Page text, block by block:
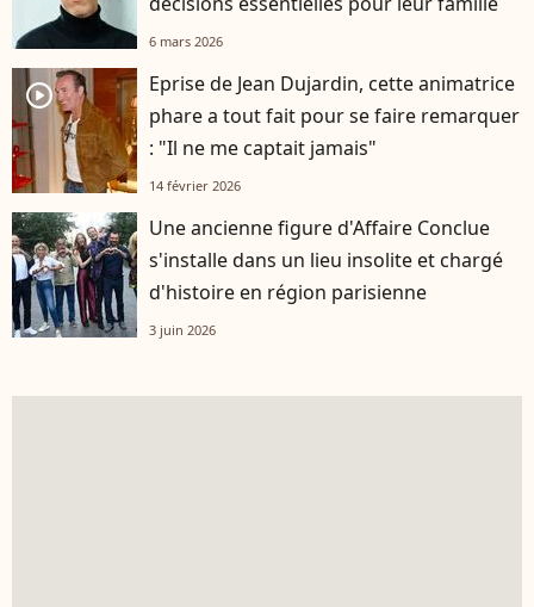
6 mars 2026
player2
Eprise de Jean Dujardin, cette animatrice
phare a tout fait pour se faire remarquer
: "Il ne me captait jamais"
14 février 2026
Une ancienne figure d'Affaire Conclue
s'installe dans un lieu insolite et chargé
d'histoire en région parisienne
3 juin 2026